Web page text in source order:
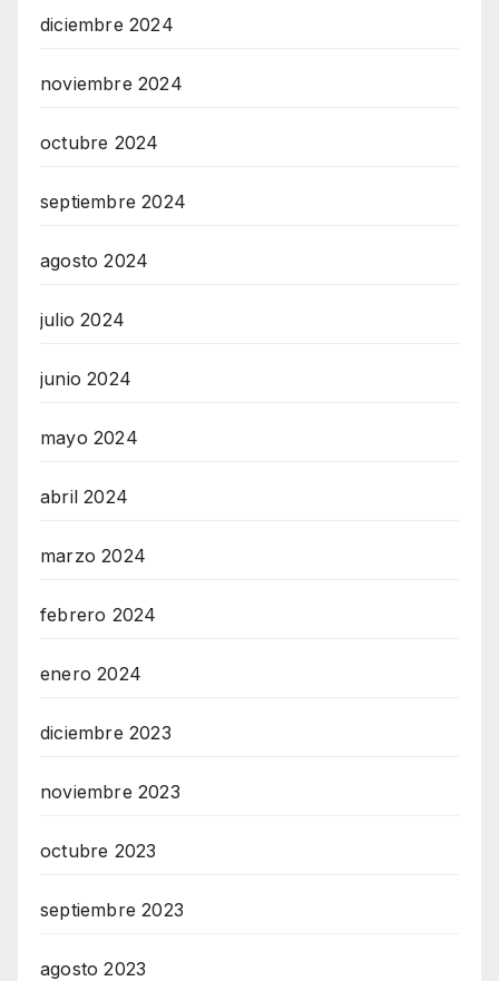
diciembre 2024
noviembre 2024
octubre 2024
septiembre 2024
agosto 2024
julio 2024
junio 2024
mayo 2024
abril 2024
marzo 2024
febrero 2024
enero 2024
diciembre 2023
noviembre 2023
octubre 2023
septiembre 2023
agosto 2023